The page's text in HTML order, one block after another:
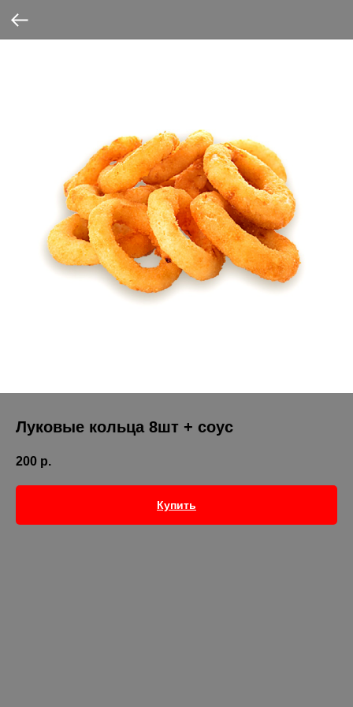
Луковые кольца 8шт + соус
200 р.
Купить